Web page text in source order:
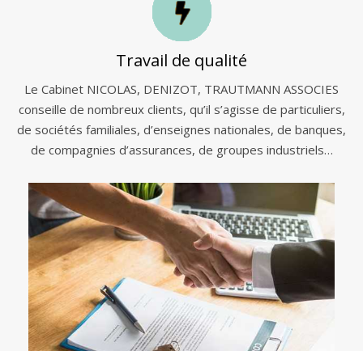
Travail de qualité
Le Cabinet NICOLAS, DENIZOT, TRAUTMANN ASSOCIES
conseille de nombreux clients, qu’il s’agisse de particuliers,
de sociétés familiales, d’enseignes nationales, de banques,
de compagnies d’assurances, de groupes industriels…